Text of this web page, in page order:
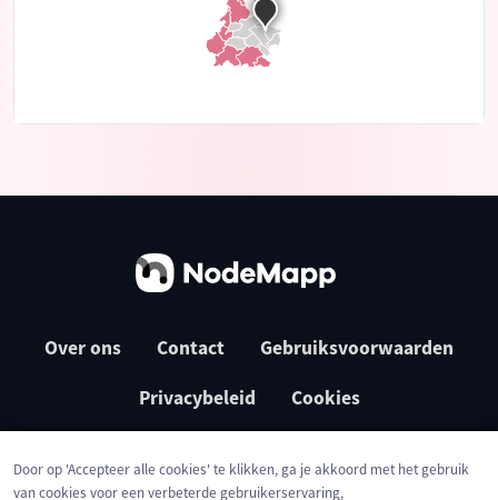
Over ons Contact Gebruiksvoorwaarden
Privacybeleid Cookies
Door op 'Accepteer alle cookies' te klikken, ga je akkoord met het gebruik
van cookies voor een verbeterde gebruikerservaring,